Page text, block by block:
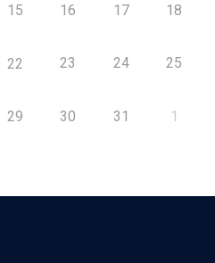
15 16 17 18
22 23 24 25
29 30 31 1